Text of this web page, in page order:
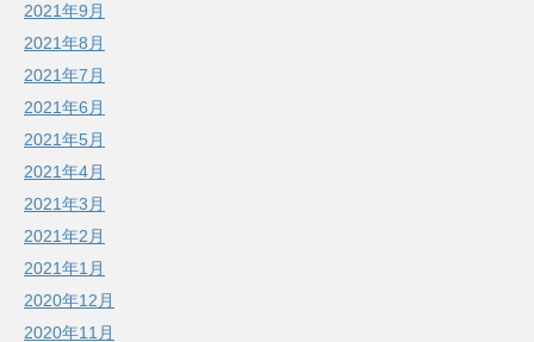
2021年9月
2021年8月
2021年7月
2021年6月
2021年5月
2021年4月
2021年3月
2021年2月
2021年1月
2020年12月
2020年11月